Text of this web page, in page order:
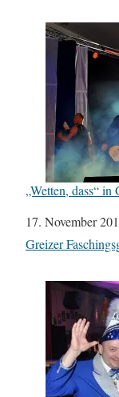
„Wetten, dass“ in
Datum
17. November
In Bezug auf
Greizer